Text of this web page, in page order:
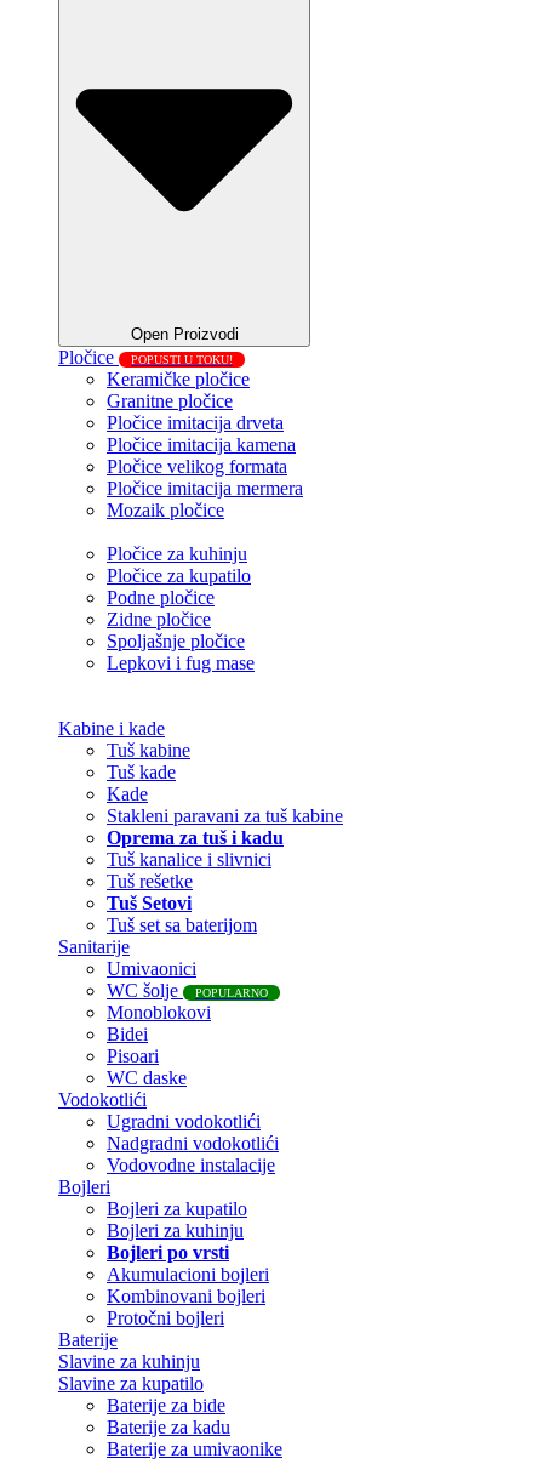
Open Proizvodi
Pločice POPUSTI U TOKU!
Keramičke pločice
Granitne pločice
Pločice imitacija drveta
Pločice imitacija kamena
Pločice velikog formata
Pločice imitacija mermera
Mozaik pločice
Pločice za kuhinju
Pločice za kupatilo
Podne pločice
Zidne pločice
Spoljašnje pločice
Lepkovi i fug mase
Kabine i kade
Tuš kabine
Tuš kade
Kade
Stakleni paravani za tuš kabine
Oprema za tuš i kadu
Tuš kanalice i slivnici
Tuš rešetke
Tuš Setovi
Tuš set sa baterijom
Sanitarije
Umivaonici
WC šolje
POPULARNO
Monoblokovi
Bidei
Pisoari
WC daske
Vodokotlići
Ugradni vodokotlići
Nadgradni vodokotlići
Vodovodne instalacije
Bojleri
Bojleri za kupatilo
Bojleri za kuhinju
Bojleri po vrsti
Akumulacioni bojleri
Kombinovani bojleri
Protočni bojleri
Baterije
Slavine za kuhinju
Slavine za kupatilo
Baterije za bide
Baterije za kadu
Baterije za umivaonike